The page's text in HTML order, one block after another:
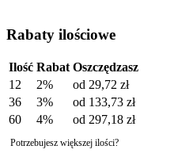
Rabaty ilościowe
Ilość Rabat Oszczędzasz
12
2% od 29,72 zł
36
3% od 133,73 zł
60
4% od 297,18 zł
Potrzebujesz większej ilości?